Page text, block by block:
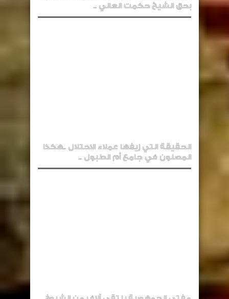
بحق الشيخ حكمت العاني ..
الحقيقة التي زيفها عملاء الاحتلال ..هكذا
المصلون في جامع أم الطبول ..